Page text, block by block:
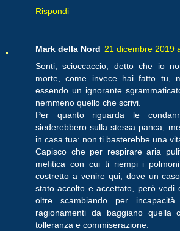
Rispondi
Mark della Nord 21 dicembre 2019
Senti, scioccaccio, detto che io
morte, come invece hai fatto tu,
essendo un ignorante
nemmeno quello che scrivi.
Per quanto riguarda le
siederebbero sulla stessa panca,
in casa tua: non ti basterebbe una
Capisco che per respirare aria
mefitica con cui ti riempi i
costretto a venire qui, dove un
stato accolto e accettato, però vedi
oltre scambiando per
ragionamenti da baggiano quella
tolleranza e commiserazione.